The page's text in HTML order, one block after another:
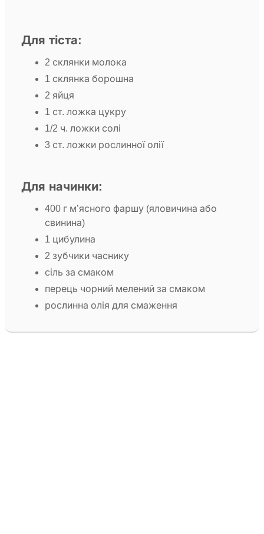
Для тіста:
2 склянки молока
1 склянка борошна
2 яйця
1 ст. ложка цукру
1/2 ч. ложки солі
3 ст. ложки рослинної олії
Для начинки:
400 г м’ясного фаршу (яловичина або
свинина)
1 цибулина
2 зубчики часнику
сіль за смаком
перець чорний мелений за смаком
рослинна олія для смаження